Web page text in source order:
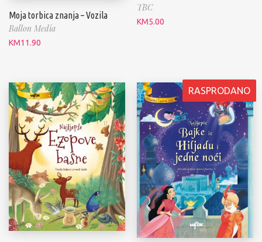
Moja torbica znanja – Vozila
Ballon Media
KM11.90
TBC
KM5.00
RASPRODANO